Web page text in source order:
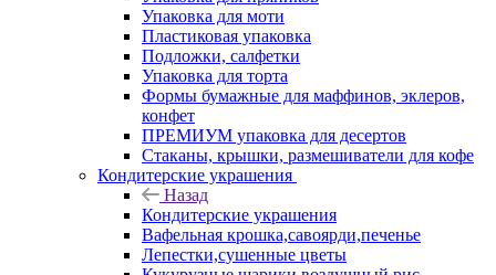
Упаковка для моти
Пластиковая упаковка
Подложки, салфетки
Упаковка для торта
Формы бумажные для маффинов, эклеров,
конфет
ПРЕМИУМ упаковка для десертов
Стаканы, крышки, размешиватели для кофе
Кондитерские украшения
Назад
Кондитерские украшения
Вафельная крошка,савоярди,печенье
Лепестки,сушенные цветы